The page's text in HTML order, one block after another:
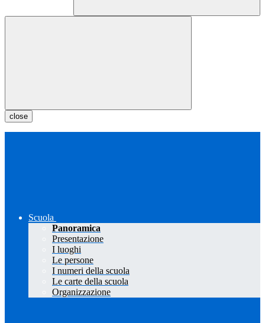
close
Scuola
Panoramica
Presentazione
I luoghi
Le persone
I numeri della scuola
Le carte della scuola
Organizzazione